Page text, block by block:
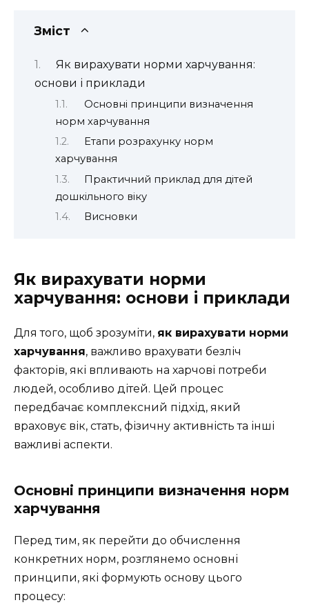
Зміст
Як вирахувати норми харчування:
основи і приклади
Основні принципи визначення
норм харчування
Етапи розрахунку норм
харчування
Практичний приклад для дітей
дошкільного віку
Висновки
Як вирахувати норми
харчування: основи і приклади
Для того, щоб зрозуміти, як вирахувати норми
харчування, важливо врахувати безліч
факторів, які впливають на харчові потреби
людей, особливо дітей. Цей процес
передбачає комплексний підхід, який
враховує вік, стать, фізичну активність та інші
важливі аспекти.
Основні принципи визначення норм
харчування
Перед тим, як перейти до обчислення
конкретних норм, розглянемо основні
принципи, які формують основу цього
процесу: